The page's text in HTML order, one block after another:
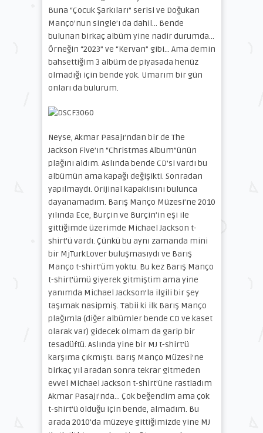
Buna “Çocuk Şarkıları” serisi ve Doğukan
Manço’nun single’ı da dahil… Bende
bulunan birkaç albüm yine nadir durumda…
Örneğin “2023” ve “Kervan” gibi… Ama demin
bahsettiğim 3 albüm de piyasada henüz
olmadığı için bende yok. Umarım bir gün
onları da bulurum.
Neyse, Akmar Pasajı’ndan bir de The
Jackson Five’ın “Christmas Album”ünün
plağını aldım. Aslında bende CD’si vardı bu
albümün ama kapağı değişikti. Sonradan
yapılmaydı. Orijinal kapaklısını bulunca
dayanamadım. Barış Manço Müzesi’ne 2010
yılında Ece, Burçin ve Burçin’in eşi ile
gittiğimde üzerimde Michael Jackson t-
shirt’ü vardı. Çünkü bu aynı zamanda mini
bir MjTurkLover buluşmasıydı ve Barış
Manço t-shirt’üm yoktu. Bu kez Barış Manço
t-shirt’ümü giyerek gitmiştim ama yine
yanımda Michael Jackson’la ilgili bir şey
taşımak nasipmiş. Tabii ki ilk Barış Manço
plağımla (diğer albümler bende CD ve kaset
olarak var) gidecek olmam da garip bir
tesadüftü. Aslında yine bir MJ t-shirt’ü
karşıma çıkmıştı. Barış Manço Müzesi’ne
birkaç yıl aradan sonra tekrar gitmeden
evvel Michael Jackson t-shirt’üne rastladım
Akmar Pasajı’nda… Çok beğendim ama çok
t-shirt’ü olduğu için bende, almadım. Bu
arada 2010’da müzeye gittiğimizde yine MJ